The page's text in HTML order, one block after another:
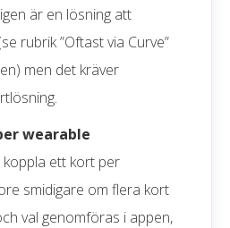
är en lösning att
rubrik ”Oftast via Curve”
men det kräver
wearable
ett kort per
smidigare om flera kort
val genomföras i appen,